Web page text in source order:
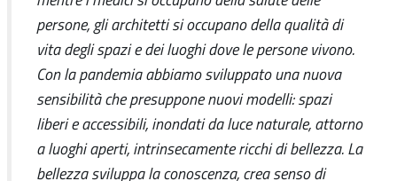
persone, gli architetti si occupano della qualità di
vita degli spazi e dei luoghi dove le persone vivono.
Con la pandemia abbiamo sviluppato una nuova
sensibilità che presuppone nuovi modelli: spazi
liberi e accessibili, inondati da luce naturale, attorno
a luoghi aperti, intrinsecamente ricchi di bellezza. La
bellezza sviluppa la conoscenza, crea senso di